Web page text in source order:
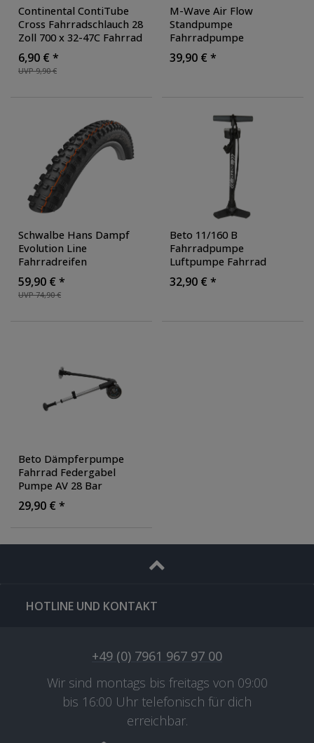
Continental ContiTube
Cross Fahrradschlauch 28
Zoll 700 x 32-47C Fahrrad
Schlauch Ventil 40 mm
Autoventil Schrader
Rennrad
UVP 9,90 €
6,90 € *
M-Wave Air Flow
Standpumpe
Fahrradpumpe
Ballpumpe Universal
Fahrrad Pumpe
39,90 € *
Schwalbe Hans Dampf
Evolution Line
Fahrradreifen
Mountainbike Addix Soft
Super Gravity
Fahrradmantel 27,5 29
UVP 74,90 €
59,90 € *
Beto 11/160 B
Fahrradpumpe
Luftpumpe Fahrrad
Pumpe AV DV SV
Fahrradluftpumpe mit
32,90 € *
Beto Dämpferpumpe
Fahrrad Federgabel
Pumpe AV 28 Bar
Gabelpumpe mit
Manometer 400 PSI
29,90 € *
HOTLINE UND KONTAKT
+49 (0) 7961 967 97 00
Wir sind montags bis freitags von 09:00
bis 16:00 Uhr telefonisch für dich
erreichbar.